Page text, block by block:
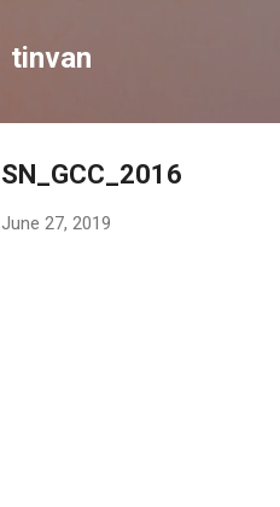
tinvan
SN_GCC_2016
June 27, 2019